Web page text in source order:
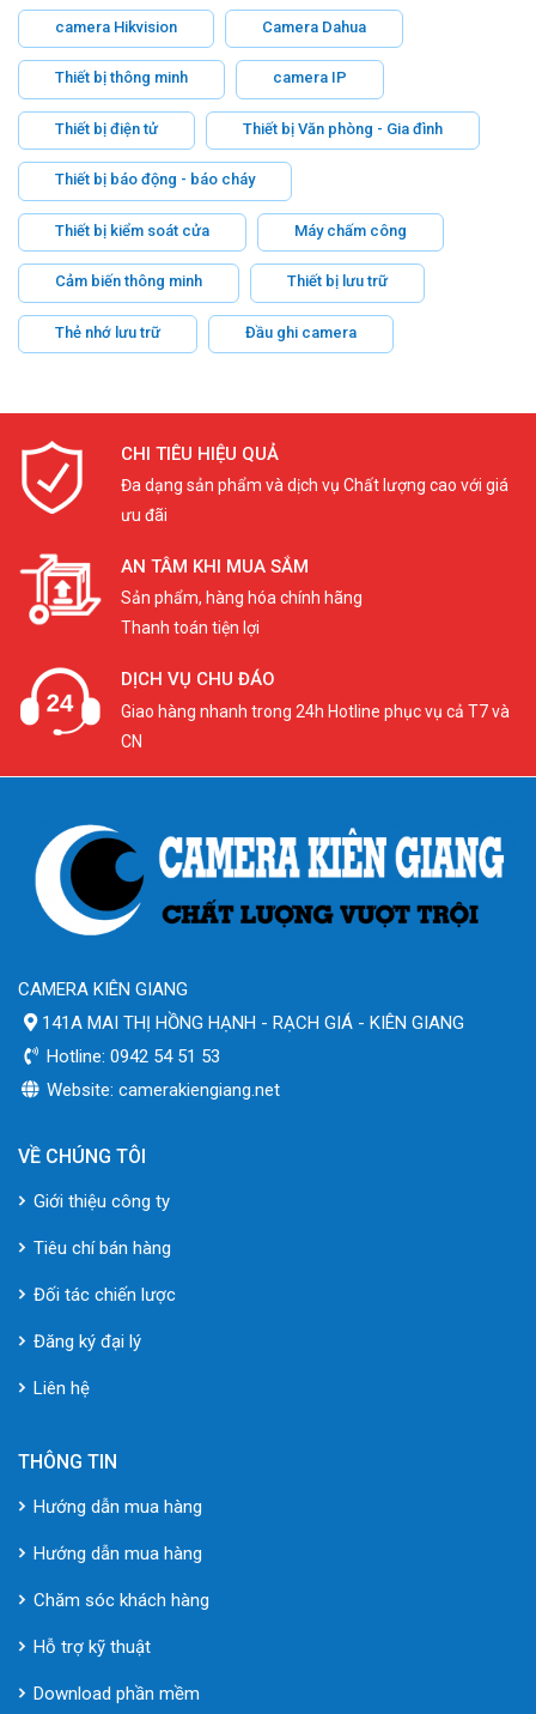
camera Hikvision Camera Dahua
Thiết bị thông minh camera IP
Thiết bị điện tử Thiết bị Văn phòng - Gia đình
Thiết bị báo động - báo cháy
Thiết bị kiểm soát cửa Máy chấm công
Cảm biến thông minh Thiết bị lưu trữ
Thẻ nhớ lưu trữ Đầu ghi camera
CHI TIÊU HIỆU QUẢ
Đa dạng sản phẩm và dịch vụ Chất lượng cao với giá
ưu đãi
AN TÂM KHI MUA SẮM
Sản phẩm, hàng hóa chính hãng
Thanh toán tiện lợi
DỊCH VỤ CHU ĐÁO
Giao hàng nhanh trong 24h Hotline phục vụ cả T7 và
CN
CAMERA KIÊN GIANG
141A MAI THỊ HỒNG HẠNH - RẠCH GIÁ - KIÊN GIANG
Hotline: 0942 54 51 53
Website: camerakiengiang.net
VỀ CHÚNG TÔI
Giới thiệu công ty
Tiêu chí bán hàng
Đối tác chiến lược
Đăng ký đại lý
Liên hệ
THÔNG TIN
Hướng dẫn mua hàng
Hướng dẫn mua hàng
Chăm sóc khách hàng
Hỗ trợ kỹ thuật
Download phần mềm